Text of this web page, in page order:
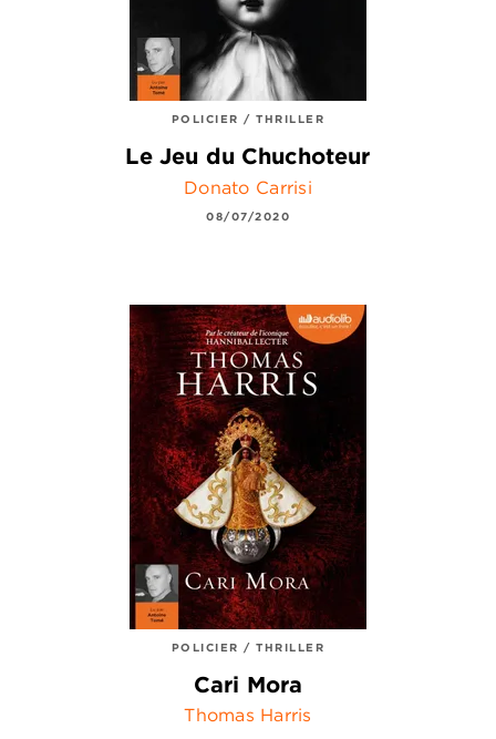
POLICIER / THRILLER
Le Jeu du Chuchoteur
Donato Carrisi
08/07/2020
POLICIER / THRILLER
Cari Mora
Thomas Harris